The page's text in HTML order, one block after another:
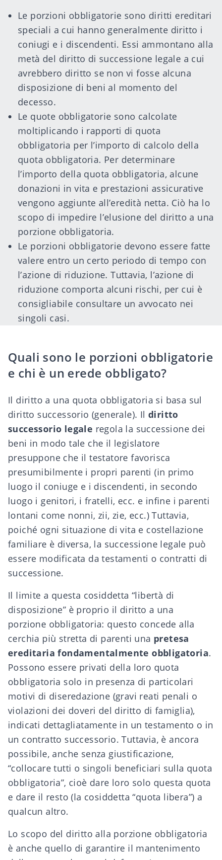
Le porzioni obbligatorie sono diritti ereditari
speciali a cui hanno generalmente diritto i
coniugi e i discendenti. Essi ammontano alla
metà del diritto di successione legale a cui
avrebbero diritto se non vi fosse alcuna
disposizione di beni al momento del
decesso.
Le quote obbligatorie sono calcolate
moltiplicando i rapporti di quota
obbligatoria per l’importo di calcolo della
quota obbligatoria. Per determinare
l’importo della quota obbligatoria, alcune
donazioni in vita e prestazioni assicurative
vengono aggiunte all’eredità netta. Ciò ha lo
scopo di impedire l’elusione del diritto a una
porzione obbligatoria.
Le porzioni obbligatorie devono essere fatte
valere entro un certo periodo di tempo con
l’azione di riduzione. Tuttavia, l’azione di
riduzione comporta alcuni rischi, per cui è
consigliabile consultare un avvocato nei
singoli casi.
Quali sono le porzioni obbligatorie
e chi è un erede obbligato?
Il diritto a una quota obbligatoria si basa sul
diritto successorio (generale). Ildiritto
successorio legale regola la successione dei
beni in modo tale che il legislatore
presuppone che il testatore favorisca
presumibilmente i propri parenti (in primo
luogo il coniuge e i discendenti, in secondo
luogo i genitori, i fratelli, ecc. e infine i parenti
lontani come nonni, zii, zie, ecc.) Tuttavia,
poiché ogni situazione di vita e costellazione
familiare è diversa, la successione legale può
essere modificata datestamenti o contratti di
successione.
Il limite a questa cosiddetta “libertà di
disposizione” è proprio il diritto a una
porzione obbligatoria: questo concede alla
cerchia più stretta di parenti una pretesa
ereditaria fondamentalmente obbligatoria.
Possono essere privati della loro quota
obbligatoria solo in presenza di particolari
motivi di diseredazione (gravi reati penali o
violazioni dei doveri del diritto di famiglia),
indicati dettagliatamente in un testamento o in
un contratto successorio. Tuttavia, è ancora
possibile, anche senza giustificazione,
“collocare tutti o singoli beneficiari sulla quota
obbligatoria”, cioè dare loro solo questa quota
e dare il resto (la cosiddetta “quota libera”) a
qualcun altro.
Lo scopo del diritto alla porzione obbligatoria
è anche quello di garantire il mantenimento